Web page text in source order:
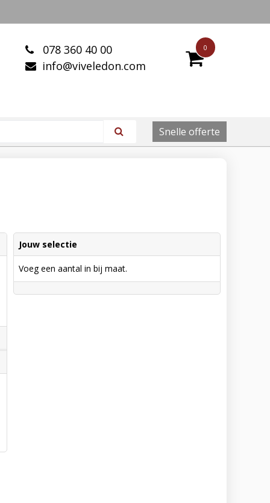
0
078 360 40 00
info@viveledon.com
Snelle offerte
Jouw selectie
Voeg een aantal in bij maat.